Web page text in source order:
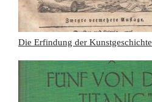
Die Erfindung der Kunstgeschichte